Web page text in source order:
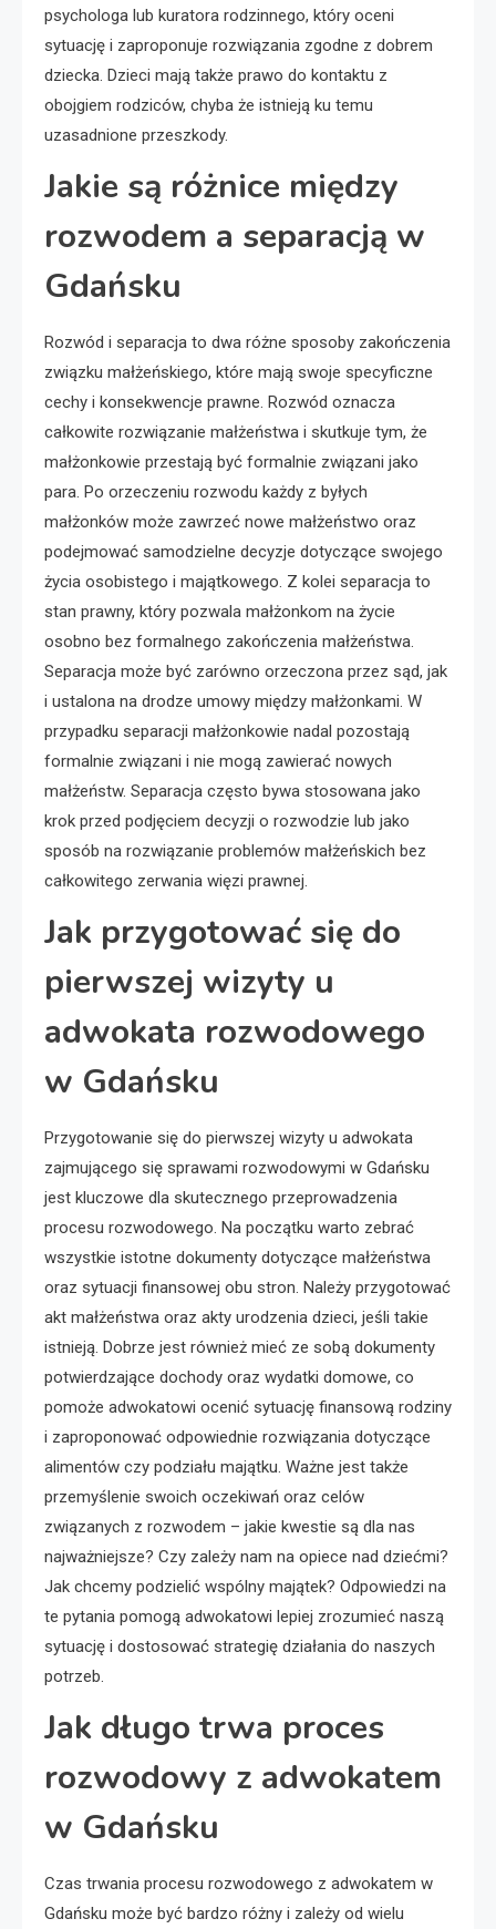
psychologa lub kuratora rodzinnego, który oceni
sytuację i zaproponuje rozwiązania zgodne z dobrem
dziecka. Dzieci mają także prawo do kontaktu z
obojgiem rodziców, chyba że istnieją ku temu
uzasadnione przeszkody.
Jakie są różnice między
rozwodem a separacją w
Gdańsku
Rozwód i separacja to dwa różne sposoby zakończenia
związku małżeńskiego, które mają swoje specyficzne
cechy i konsekwencje prawne. Rozwód oznacza
całkowite rozwiązanie małżeństwa i skutkuje tym, że
małżonkowie przestają być formalnie związani jako
para. Po orzeczeniu rozwodu każdy z byłych
małżonków może zawrzeć nowe małżeństwo oraz
podejmować samodzielne decyzje dotyczące swojego
życia osobistego i majątkowego. Z kolei separacja to
stan prawny, który pozwala małżonkom na życie
osobno bez formalnego zakończenia małżeństwa.
Separacja może być zarówno orzeczona przez sąd, jak
i ustalona na drodze umowy między małżonkami. W
przypadku separacji małżonkowie nadal pozostają
formalnie związani i nie mogą zawierać nowych
małżeństw. Separacja często bywa stosowana jako
krok przed podjęciem decyzji o rozwodzie lub jako
sposób na rozwiązanie problemów małżeńskich bez
całkowitego zerwania więzi prawnej.
Jak przygotować się do
pierwszej wizyty u
adwokata rozwodowego
w Gdańsku
Przygotowanie się do pierwszej wizyty u adwokata
zajmującego się sprawami rozwodowymi w Gdańsku
jest kluczowe dla skutecznego przeprowadzenia
procesu rozwodowego. Na początku warto zebrać
wszystkie istotne dokumenty dotyczące małżeństwa
oraz sytuacji finansowej obu stron. Należy przygotować
akt małżeństwa oraz akty urodzenia dzieci, jeśli takie
istnieją. Dobrze jest również mieć ze sobą dokumenty
potwierdzające dochody oraz wydatki domowe, co
pomoże adwokatowi ocenić sytuację finansową rodziny
i zaproponować odpowiednie rozwiązania dotyczące
alimentów czy podziału majątku. Ważne jest także
przemyślenie swoich oczekiwań oraz celów
związanych z rozwodem – jakie kwestie są dla nas
najważniejsze? Czy zależy nam na opiece nad dziećmi?
Jak chcemy podzielić wspólny majątek? Odpowiedzi na
te pytania pomogą adwokatowi lepiej zrozumieć naszą
sytuację i dostosować strategię działania do naszych
potrzeb.
Jak długo trwa proces
rozwodowy z adwokatem
w Gdańsku
Czas trwania procesu rozwodowego z adwokatem w
Gdańsku może być bardzo różny i zależy od wielu